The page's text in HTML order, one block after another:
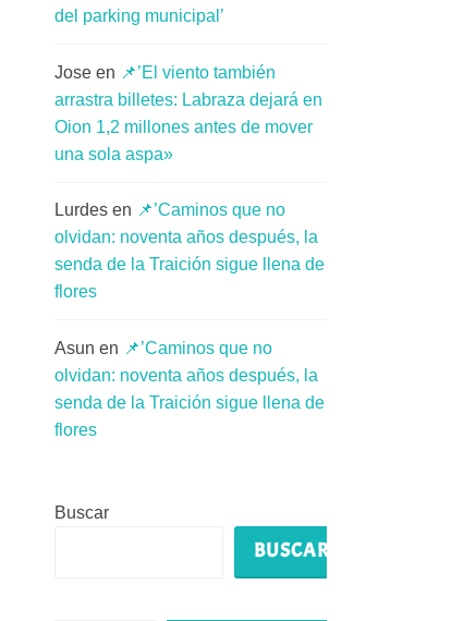
del parking municipal’
Jose en 📌’El viento también
arrastra billetes: Labraza dejará en
Oion 1,2 millones antes de mover
una sola aspa»
Lurdes en 📌’Caminos que no
olvidan: noventa años después, la
senda de la Traición sigue llena de
flores
Asun en 📌’Caminos que no
olvidan: noventa años después, la
senda de la Traición sigue llena de
flores
Buscar
BUSCAR